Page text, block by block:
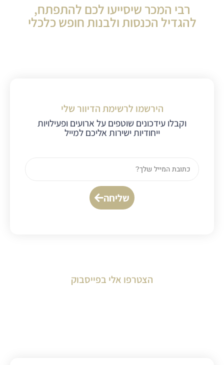
רבי המכר שיסייעו לכם להתפתח,
להגדיל הכנסות ולבנות חופש כלכלי
הירשמו לרשימת הדיוור שלי
וקבלו עידכונים שוטפים על ארועים ופעילויות
ייחודיות ישירות אליכם למייל
שליחה
הצטרפו אלי בפייסבוק